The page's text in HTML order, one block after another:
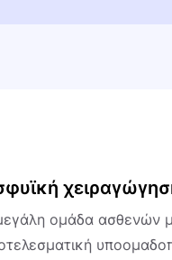
ομάδα ασθενών